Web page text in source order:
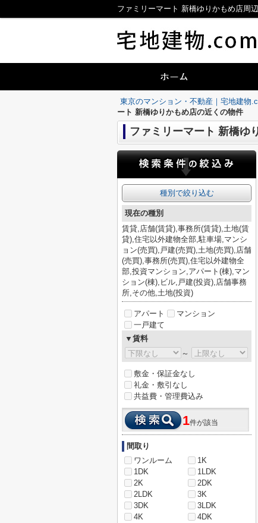
ファミリーマート 新橋ゆりかもめ店周
東京のマンション・不動産｜宅地建物
ート 新橋ゆりかもめ店の近くの物件
ファミリーマート 新橋ゆ
種別で絞り込む
現在の種別
賃貸,店舗(賃貸),事務所(賃貸),土地(賃
貸),住宅以外建物全部,駐車場,マンシ
ョン(売買),戸建(売買),土地(売買),店舗
(売買),事務所(売買),住宅以外建物全
部,投資マンション,アパート(棟),マン
ション(棟),ビル,戸建(投資),店舗事務
所,その他,土地(投資)
アパート
マンション
一戸建て
▼賃料
～
敷金・保証金なし
礼金・敷引なし
共益費・管理費込み
1件が該当
間取り
ワンルーム
1K
1DK
1LDK
2K
2DK
2LDK
3K
3DK
3LDK
4K
4DK